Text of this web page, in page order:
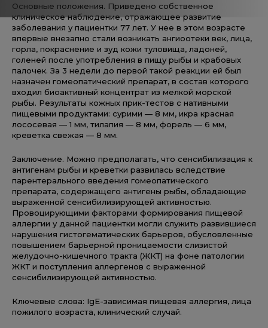
Основные положения. Приведено собственное
клиническое наблюдение, отражающее развитие
заболевания у пациентки 77 лет. У нее в этом возрасте
впервые внезапно стали возникать ангиоотеки век, лица,
горла, покраснение и зуд кожи туловища, ладоней,
голеней после употребления в пищу рыбы и крабовых
палочек. За 3 недели до первой такой реакции ей был
назначен гомеопатический препарат, в состав которого
входил биоактивный концентрат из мелкой морской
рыбы. Результаты кожных прик-тестов с нативными
пищевыми продуктами: сурими — 8 мм, икра красная
лососевая — 1 мм, тилапия — 8 мм, форель — 6 мм,
креветка свежая — 8 мм.
Заключение. Можно предполагать, что сенсибилизация к
антигенам рыбы и креветки развилась вследствие
парентерального введения гомеопатического
препарата, содержащего антигены рыбы, обладающие
выраженной сенсибилизирующей активностью.
Провоцирующими факторами формирования пищевой
аллергии у данной пациентки могли служить развившиеся
нарушения гистогематических барьеров, обусловленные
повышением барьерной проницаемости слизистой
желудочно-кишечного тракта (ЖКТ) на фоне патологии
ЖКТ и поступления аллергенов с выраженной
сенсибилизирующей активностью.
Ключевые слова: IgE-зависимая пищевая аллергия, лица
пожилого возраста, клинический случай.